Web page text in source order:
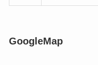
GoogleMap